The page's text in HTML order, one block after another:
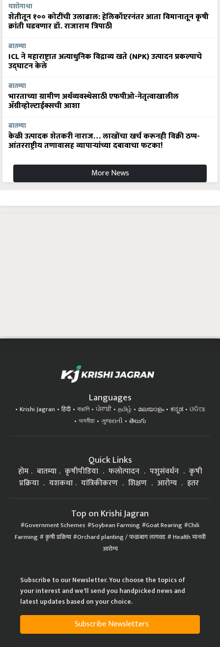
यशोगाथा
शेतीतून १०० कोटींची उलाढाल: हेलिकॉप्टरनंतर आता विमानातून कृषी
क्रांती घडवणार डॉ. राजाराम त्रिपाठी
बातम्या
ICL ने महाराष्ट्रात अत्याधुनिक विद्राव्य खते (NPK) उत्पादन प्रकल्पाचे
उद्घाटन केले
बातम्या
भारताच्या ग्रामीण अर्थव्यवस्थेसाठी एफपीओ-नेतृत्वाखालील
अ‍ॅग्रीव्होल्टाईक्सची आशा
बातम्या
केळी उत्पादक शेतकरी नाराज… लाखोंचा खर्च करूनही विक्री ठप्प-
आंतरराष्ट्रीय तणावासह व्यापाऱ्यांच्या दबावाचा फटका!
More News
Languages
Krishi Jagran हिंदी বাঙালি ਪੰਜਾਬੀ தமிழ் മലയാളം ಕನ್ನಡ
ଓଡିଆ
অসমীয়া
ગુજરાતી తెలుగు
Quick Links
होम बातम्या कृषीपीडिया फलोत्पादन पशुसंवर्धन
कृषी
प्रक्रिया
यशकथा यांत्रिकीकरण शिक्षण आरोग्य इतर
Top on Krishi Jagran
Government Schemes Soybean Farming Goat Rearing Chili
Farming कृषी प्रक्रिया Orchard planting / फळबाग लागवड Health मानवी
आरोग्य
Subscribe to our Newsletter. You choose the topics of
your interest and we'll send you handpicked news and
latest updates based on your choice.
Subscribe Newsletters